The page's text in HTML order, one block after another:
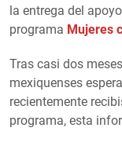
la entrega del
programa Mujeres
Tras casi dos
mexiquenses
recientemente
programa, esta